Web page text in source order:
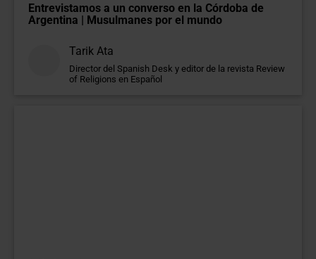
Entrevistamos a un converso en la Córdoba de
Argentina | Musulmanes por el mundo
Tarik Ata
Director del Spanish Desk y editor de la revista Review
of Religions en Español